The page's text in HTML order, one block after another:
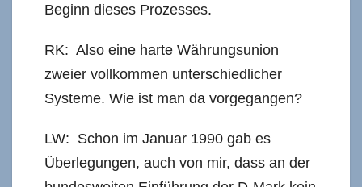
Beginn dieses Prozesses.
RK: Also eine harte Währungsunion
zweier vollkommen unterschiedlicher
Systeme. Wie ist man da vorgegangen?
LW: Schon im Januar 1990 gab es
Überlegungen, auch von mir, dass an der